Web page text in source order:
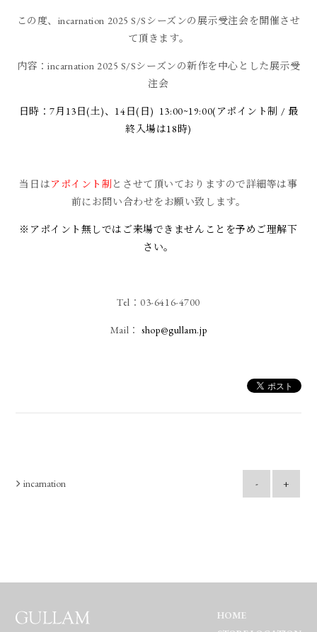
この度、incarnation 2025 S/Sシーズンの展示受注会を開催させ
て頂きます。
内容：incarnation 2025 S/Sシーズンの新作を中心とした展示受
注会
日時：7月13日(土)、14日(日) 13:00~19:00(アポイント制 / 最
終入場は18時)
当日はアポイント制とさせて頂いておりますので詳細等は事
前にお問い合わせをお願い致します。
※アポイント無しではご来場できませんことを予めご理解下
さい。
Tel：03-6416-4700
Mail：shop@gullam.jp
incarnation - +
HOME